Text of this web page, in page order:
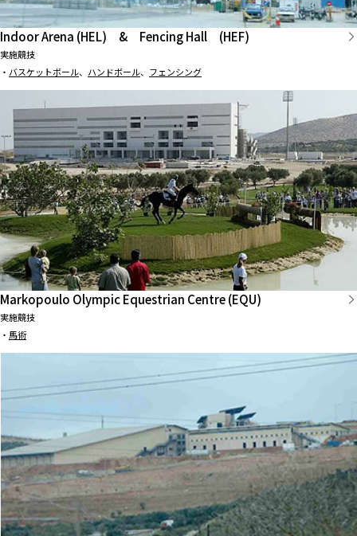
Indoor Arena (HEL) & Fencing Hall (HEF)
実施競技
・ バスケットボール、 ハンドボール、 フェンシング
Markopoulo Olympic Equestrian Centre (EQU)
実施競技
・ 馬術